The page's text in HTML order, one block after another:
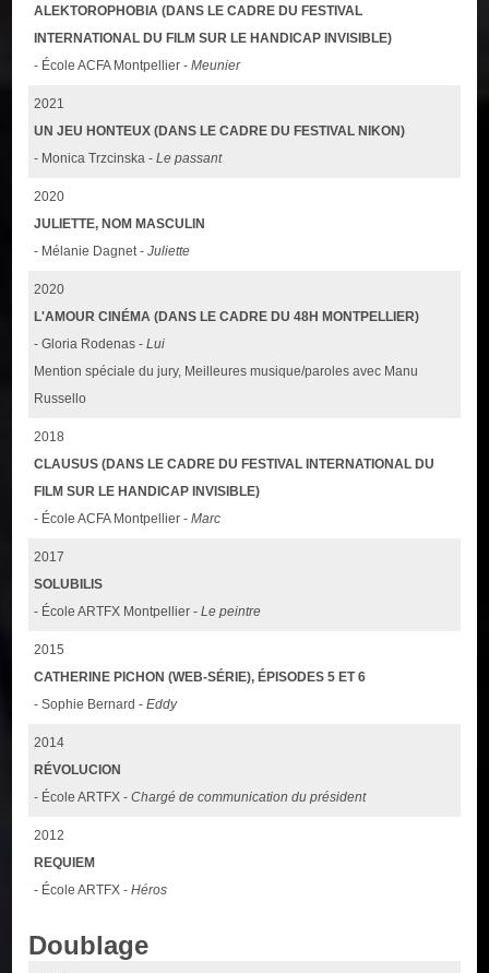
ALEKTOROPHOBIA (DANS LE CADRE DU FESTIVAL
INTERNATIONAL DU FILM SUR LE HANDICAP INVISIBLE)
- École ACFA Montpellier -Meunier
2021
UN JEU HONTEUX (DANS LE CADRE DU FESTIVAL NIKON)
- Monica Trzcinska -Le passant
2020
JULIETTE, NOM MASCULIN
- Mélanie Dagnet -Juliette
2020
L'AMOUR CINÉMA (DANS LE CADRE DU 48H MONTPELLIER)
- Gloria Rodenas -Lui
Mention spéciale du jury, Meilleures musique/paroles avec Manu
Russello
2018
CLAUSUS (DANS LE CADRE DU FESTIVAL INTERNATIONAL DU
FILM SUR LE HANDICAP INVISIBLE)
- École ACFA Montpellier -Marc
2017
SOLUBILIS
- École ARTFX Montpellier -Le peintre
2015
CATHERINE PICHON (WEB-SÉRIE), ÉPISODES 5 ET 6
- Sophie Bernard -Eddy
2014
RÉVOLUCION
- École ARTFX -Chargé de communication du président
2012
REQUIEM
- École ARTFX -Héros
Doublage